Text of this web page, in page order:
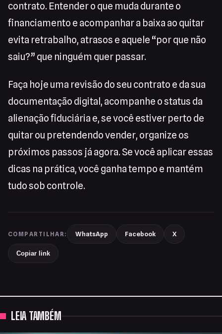
contrato. Entender o que muda durante o
financiamento e acompanhar a baixa ao quitar
evita retrabalho, atrasos e aquele “por que não
saiu?” que ninguém quer passar.
Faça hoje uma revisão do seu contrato e da sua
documentação digital, acompanhe o status da
alienação fiduciária e, se você estiver perto de
quitar ou pretendendo vender, organize os
próximos passos já agora. Se você aplicar essas
dicas na prática, você ganha tempo e mantém
tudo sob controle.
COMPARTILHAR: WhatsApp Facebook X
Copiar link
LEIA TAMBÉM